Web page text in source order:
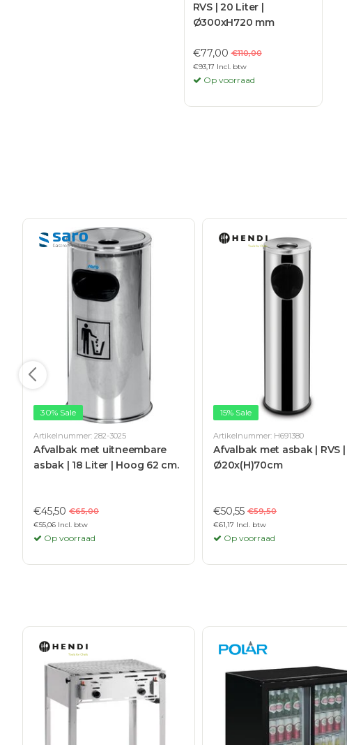
RVS | 20 Liter |
Ø300xH720 mm
€77,00 €110,00
€93,17 Incl. btw
Op voorraad
30% Sale
Artikelnummer: 282-3025
Afvalbak met uitneembare
asbak | 18 Liter | Hoog 62 cm.
€45,50 €65,00
€55,06 Incl. btw
Op voorraad
15% Sale
Artikelnummer: H691380
Afvalbak met asbak | RVS |
Ø20x(H)70cm
€50,55 €59,50
€61,17 Incl. btw
Op voorraad